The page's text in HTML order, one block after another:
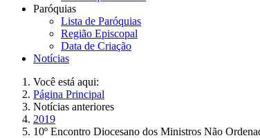
Paróquias
Lista de Paróquias
Região Episcopal
Data de Criação
Notícias
Você está aqui:
Página Principal
Notícias anteriores
2019
10º Encontro Diocesano dos Ministros Não